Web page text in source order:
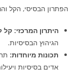
הפתרון הבסיסי, הקל
היתרון המרכזי: קל
הגיהוץ הבסיסיות.
תכונות מיוחדות:
אדים בסיסיות